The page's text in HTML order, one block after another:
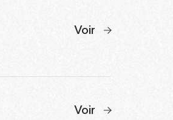
Voir
Voir